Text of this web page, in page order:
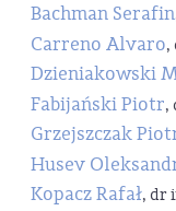
Bachman Serafin
Carreno Alvaro,
Dzieniakowski
Fabijański Piotr,
Grzejszczak
Husev
Kopacz Rafał, dr